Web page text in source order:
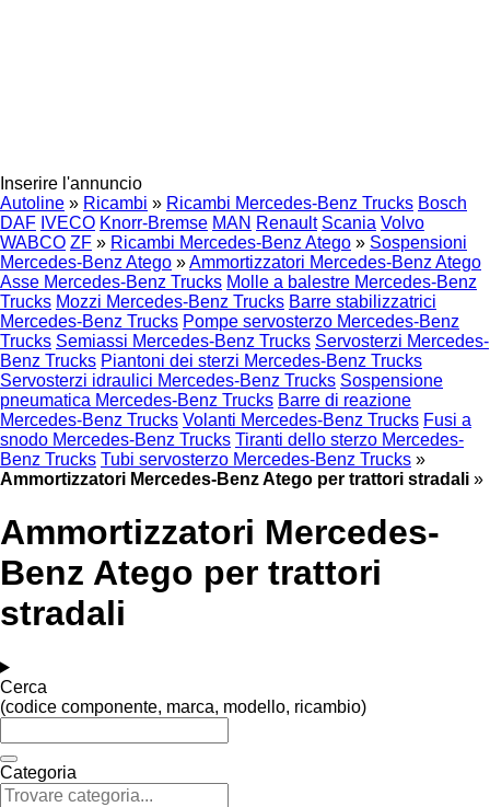
Inserire l'annuncio
Autoline » Ricambi » Ricambi Mercedes-Benz Trucks Bosch
DAF IVECO Knorr-Bremse MAN Renault Scania Volvo
WABCO ZF » Ricambi Mercedes-Benz Atego » Sospensioni
Mercedes-Benz Atego »Ammortizzatori Mercedes-Benz Atego
Asse Mercedes-Benz Trucks Molle a balestre Mercedes-Benz
Trucks Mozzi Mercedes-Benz Trucks Barre stabilizzatrici
Mercedes-Benz Trucks Pompe servosterzo Mercedes-Benz
Trucks Semiassi Mercedes-Benz Trucks Servosterzi Mercedes-
Benz Trucks Piantoni dei sterzi Mercedes-Benz Trucks
Servosterzi idraulici Mercedes-Benz Trucks Sospensione
pneumatica Mercedes-Benz Trucks Barre di reazione
Mercedes-Benz Trucks Volanti Mercedes-Benz Trucks Fusi a
snodo Mercedes-Benz Trucks Tiranti dello sterzo Mercedes-
Benz Trucks Tubi servosterzo Mercedes-Benz Trucks »
Ammortizzatori Mercedes-Benz Atego per trattori stradali »
Ammortizzatori Mercedes-
Benz Atego per trattori
stradali
Cerca
(codice componente, marca, modello, ricambio)
Categoria